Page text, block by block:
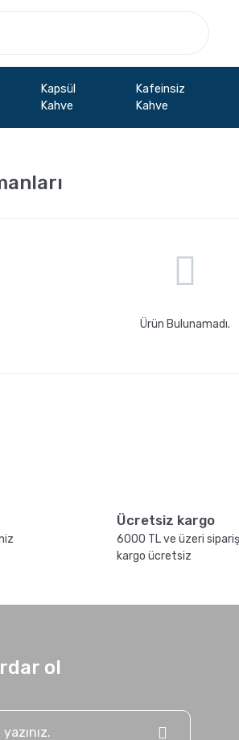
Kapsül
Kahve
Kafeinsiz
Kahve
Ürün Bulunamadı.
Ücretsiz kargo
6000 TL ve üzeri
kargo ücretsiz
ol